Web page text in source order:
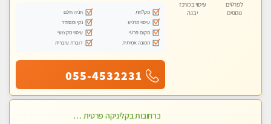
לפרטים
נוספים
עיסוי במרכז
יבנה
מקלחת
חניה חינם
עיסוי מרגיע
נקי ומסודר
מקום פרטי
עיסוי מקצועי
תמונה אמיתית
דוברת עיברית
055-4532231
ברחובות בקליניקה פרטית כל סוגי העיסויים מעסה מקצועית ואיכותית פרטי!!